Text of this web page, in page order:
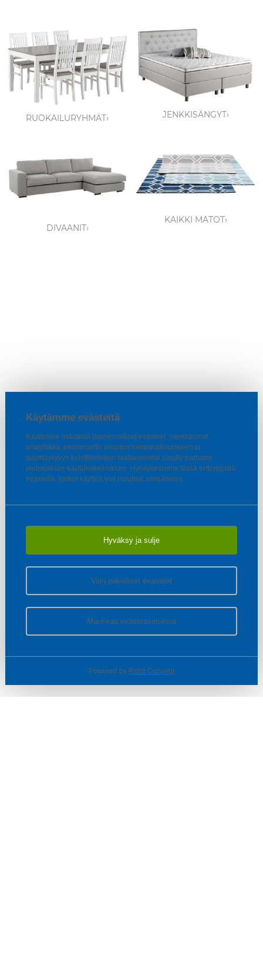
Käytämme evästeitä
Käytämme evästeitä (toiminnalliset evästeet, markkinointi,
analytiikka, personointi) sivuston toiminnallisuuksien ja
suorituskyvyn kehittämiseen taataksemme sinulle parhaan
mahdollisen käyttökokemuksen. Hyödynnämme tässä erityyppisiä
evästeitä, joiden käyttöä voit muuttaa asetuksissa.
Hyväksy ja sulje
Vain pakolliset evästeet
Muokkaa evästeasetuksia
Powered by Rehti Consent
RUOKAILURYHMÄT› JENKKISÄNGYT›
DIVAANIT›
KAIKKI MATOT›